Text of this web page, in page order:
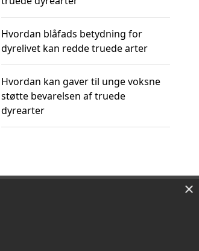
Hvordan blåfads betydning for
dyrelivet kan redde truede arter
Hvordan kan gaver til unge voksne
støtte bevarelsen af truede
dyrearter
×